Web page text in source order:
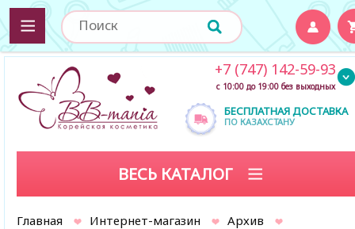
БЕСПЛАТНАЯ ДОСТАВКА
ПО КАЗАХСТАНУ
+7 (747) 142-59-93
с 10:00 до 19:00 без выходных
ВЕСЬ КАТАЛОГ
Главная Интернет-магазин
Архив